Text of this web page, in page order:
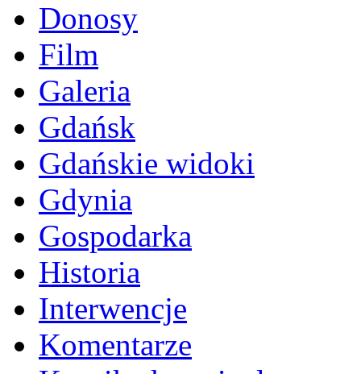
Donosy
Film
Galeria
Gdańsk
Gdańskie widoki
Gdynia
Gospodarka
Historia
Interwencje
Komentarze